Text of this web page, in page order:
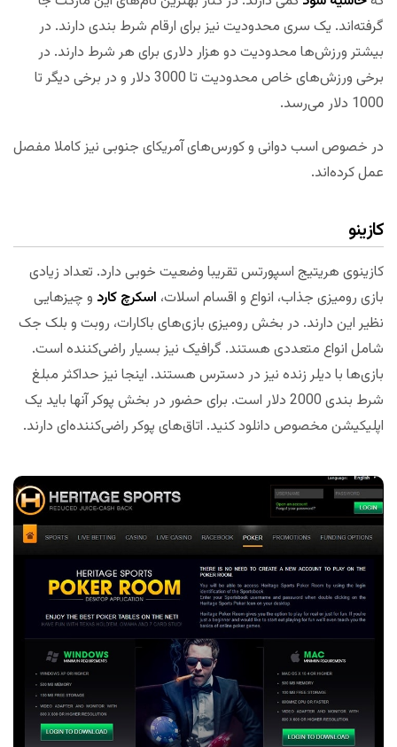
گرفته‌اند. یک سری محدودیت نیز برای ارقام شرط بندی دارند. در
بیشتر ورزش‌ها محدودیت دو هزار دلاری برای هر شرط دارند. در
برخی ورزش‌های خاص محدودیت تا 3000 دلار و در برخی دیگر تا
1000 دلار می‌رسد.
در خصوص اسب دوانی و کورس‌های آمریکای جنوبی نیز کاملا مفصل
عمل کرده‌اند.
کازینو
کازینوی هریتیج اسپورتس تقریبا وضعیت خوبی دارد. تعداد زیادی
بازی رومیزی جذاب، انواع و اقسام اسلات، اسکرچ کارد و چیزهایی
نظیر این دارند. در بخش رومیزی بازی‌های باکارات، روبت و بلک جک
شامل انواع متعددی هستند. گرافیک نیز بسیار راضی‌کننده است.
بازی‌ها با دیلر زنده نیز در دسترس هستند. اینجا نیز حداکثر مبلغ
شرط بندی 2000 دلار است. برای حضور در بخش پوکر آنها باید یک
اپلیکیشن مخصوص دانلود کنید. اتاق‌های پوکر راضی‌کننده‌ای دارند.